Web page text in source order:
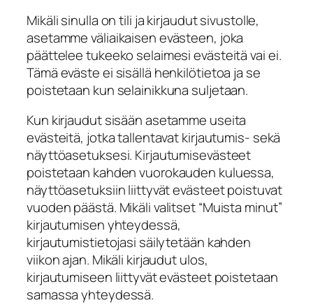
Mikäli sinulla on tili ja kirjaudut sivustolle,
asetamme väliaikaisen evästeen, joka
päättelee tukeeko selaimesi evästeitä vai ei.
Tämä eväste ei sisällä henkilötietoa ja se
poistetaan kun selainikkuna suljetaan.
Kun kirjaudut sisään asetamme useita
evästeitä, jotka tallentavat kirjautumis- sekä
näyttöasetuksesi. Kirjautumisevästeet
poistetaan kahden vuorokauden kuluessa,
näyttöasetuksiin liittyvät evästeet poistuvat
vuoden päästä. Mikäli valitset “Muista minut”
kirjautumisen yhteydessä,
kirjautumistietojasi säilytetään kahden
viikon ajan. Mikäli kirjaudut ulos,
kirjautumiseen liittyvät evästeet poistetaan
samassa yhteydessä.